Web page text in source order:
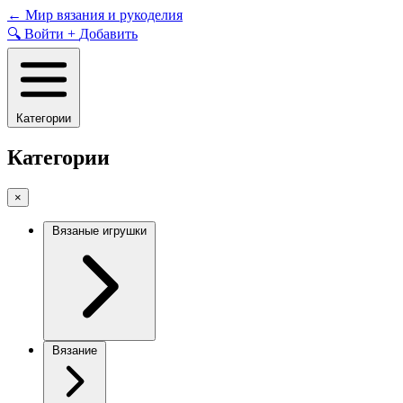
Skip
to
content
← Мир вязания и рукоделия
🔍 Войти + Добавить
Категории
Категории
×
Вязаные игрушки
Вязание